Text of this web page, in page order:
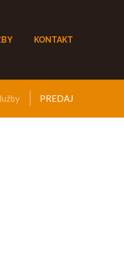
KONTAKT
PREDAJ